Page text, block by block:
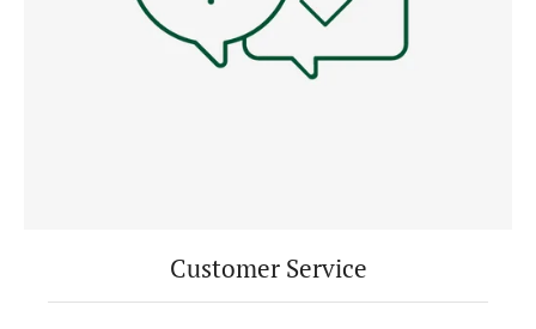
Customer Service